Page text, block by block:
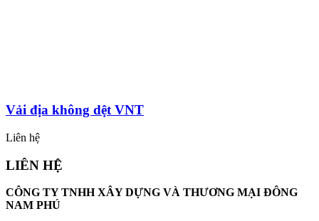
Vải địa không dệt VNT
Liên hệ
LIÊN HỆ
CÔNG TY TNHH XÂY DỰNG VÀ THƯƠNG MẠI ĐÔNG
NAM PHÚ